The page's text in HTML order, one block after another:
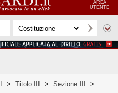
AREA
UTENTE
> Titolo III > Sezione III
>